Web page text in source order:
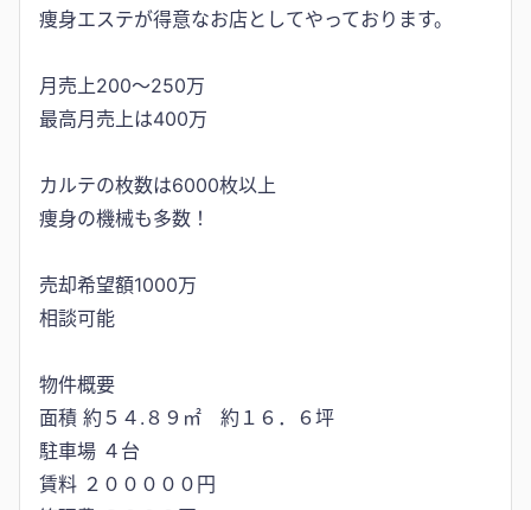
痩身エステが得意なお店としてやっております。
月売上200〜250万
最高月売上は400万
カルテの枚数は6000枚以上
痩身の機械も多数！
売却希望額1000万
相談可能
物件概要
面積 約５４.８９㎡ 約１６．６坪
駐車場 ４台
賃料 ２０００００円